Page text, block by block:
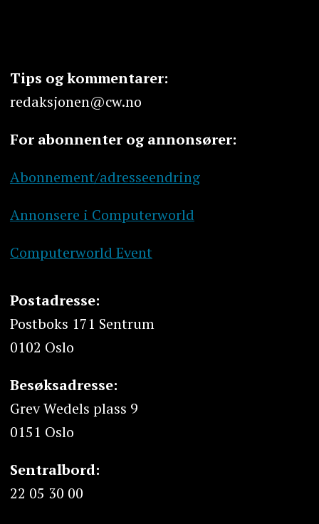
Tips og kommentarer:
redaksjonen@cw.no
For abonnenter og annonsører:
Abonnement/adresseendring
Annonsere i Computerworld
Computerworld Event
Postadresse:
Postboks 171 Sentrum
0102 Oslo
Besøksadresse:
Grev Wedels plass 9
0151 Oslo
Sentralbord:
22 05 30 00